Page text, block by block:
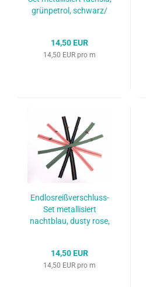
grünpetrol, schwarz/
14,50 EUR
14,50 EUR pro m
Endlosreißverschluss-
Set metallisiert
nachtblau, dusty rose,
(6 x 50 cm)
14,50 EUR
14,50 EUR pro m